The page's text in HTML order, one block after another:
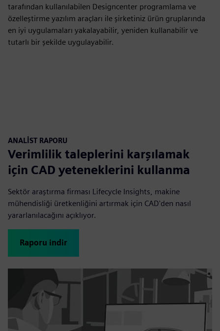
tarafından kullanılabilen Designcenter programlama ve
özelleştirme yazılım araçları ile şirketiniz ürün gruplarında
en iyi uygulamaları yakalayabilir, yeniden kullanabilir ve
tutarlı bir şekilde uygulayabilir.
ANALIST RAPORU
Verimlilik taleplerini karşılamak
için CAD yeteneklerini kullanma
Sektör araştırma firması Lifecycle Insights, makine
mühendisliği üretkenliğini artırmak için CAD'den nasıl
yararlanılacağını açıklıyor.
Raporu indir